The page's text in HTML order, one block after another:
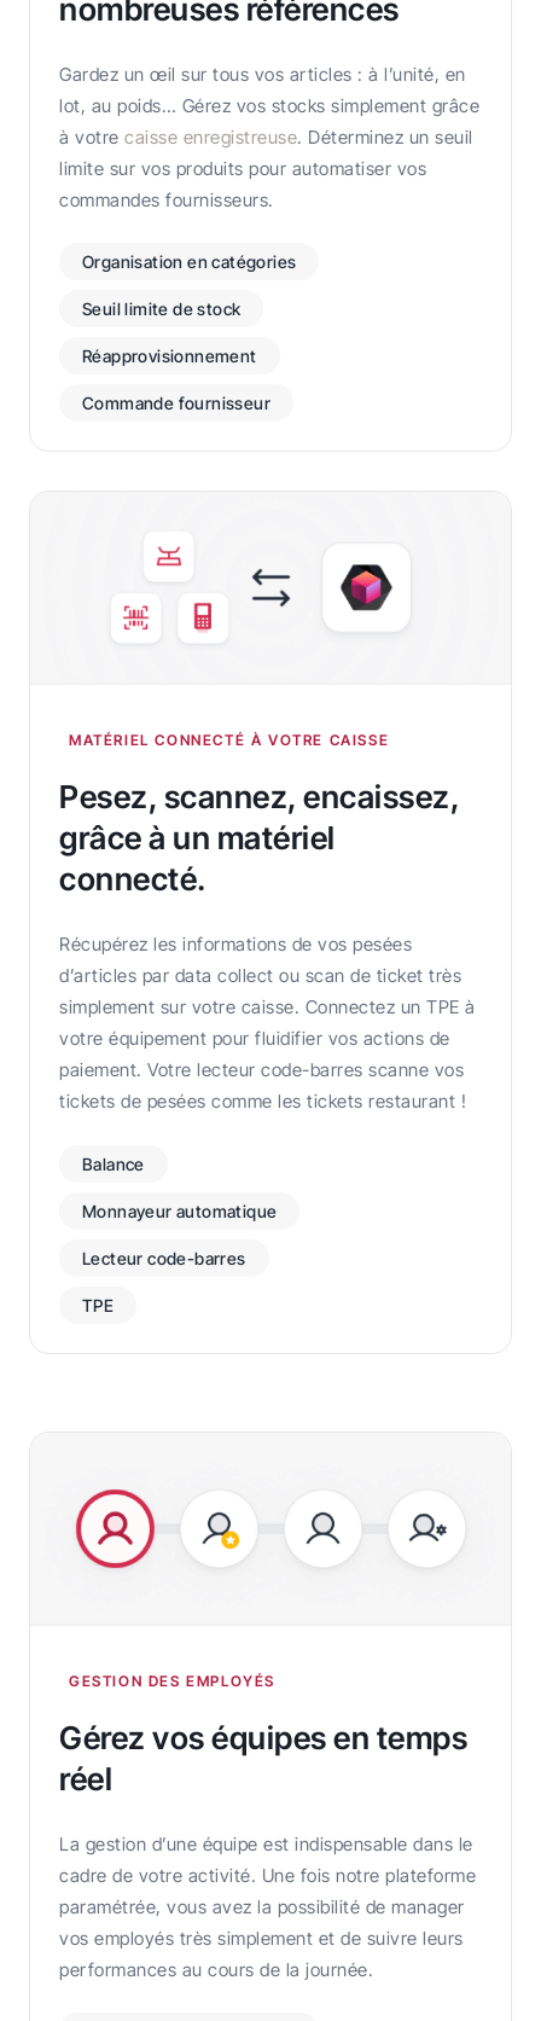
nombreuses références
Gardez un œil sur tous vos articles : à l’unité, en
lot, au poids… Gérez vos stocks simplement grâce
à votre caisse enregistreuse. Déterminez un seuil
limite sur vos produits pour automatiser vos
commandes fournisseurs.
Organisation en catégories
Seuil limite de stock
Réapprovisionnement
Commande fournisseur
MATÉRIEL CONNECTÉ À VOTRE CAISSE
Pesez, scannez, encaissez,
grâce à un matériel
connecté.
Récupérez les informations de vos pesées
d’articles par data collect ou scan de ticket très
simplement sur votre caisse. Connectez un TPE à
votre équipement pour fluidifier vos actions de
paiement. Votre lecteur code-barres scanne vos
tickets de pesées comme les tickets restaurant !
Balance
Monnayeur automatique
Lecteur code-barres
TPE
GESTION DES EMPLOYÉS
Gérez vos équipes en temps
réel
La gestion d’une équipe est indispensable dans le
cadre de votre activité. Une fois notre plateforme
paramétrée, vous avez la possibilité de manager
vos employés très simplement et de suivre leurs
performances au cours de la journée.